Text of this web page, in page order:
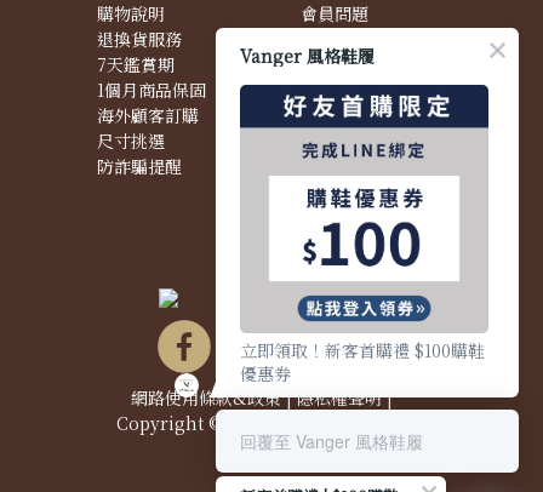
購物說明
退換貨服務
7天鑑賞期
1個月商品保固
海外顧客訂購
尺寸挑選
防詐騙提醒
會員問題
配送問題
退換貨問題
商品問題
網路使用條款&政策|隱私權聲明|
Copyright © 2021 Vanger 風格鞋履
Vanger 風格鞋履
立即領取！新客首購禮 $100購鞋
優惠券
回覆至 Vanger 風格鞋履